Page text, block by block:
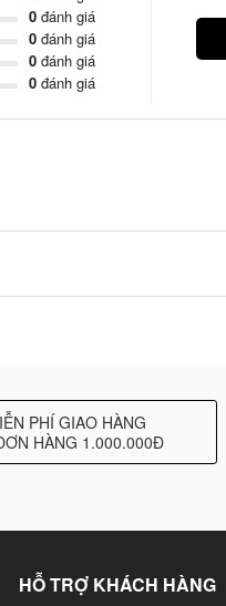
0đánh giá
0đánh giá
0đánh giá
0đánh giá
PHÍ GIAO HÀNG
HÀNG 1.000.000Đ
HỖ TRỢ KHÁCH HÀNG